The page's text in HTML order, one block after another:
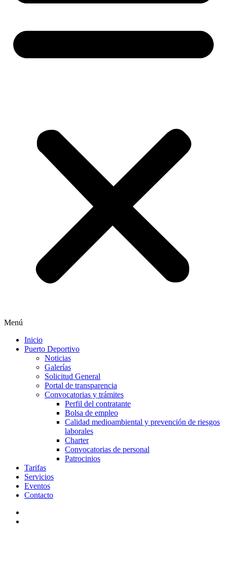
Menú
Inicio
Puerto Deportivo
Noticias
Galerías
Solicitud General
Portal de transparencia
Convocatorias y trámites
Perfil del contratante
Bolsa de empleo
Calidad medioambiental y prevención de riesgos
laborales
Charter
Convocatorias de personal
Patrocinios
Tarifas
Servicios
Eventos
Contacto